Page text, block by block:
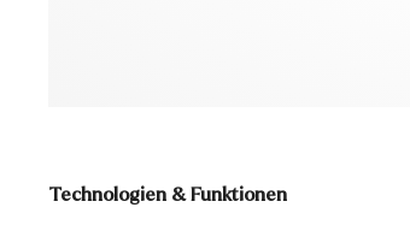
Technologien & Funktionen